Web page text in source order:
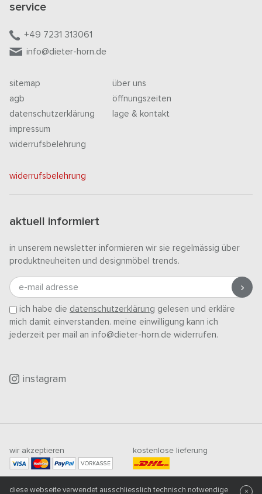
service
+49 7231 313061
info@dieter-horn.de
sitemap
agb
datenschutzerklärung
impressum
widerrufsbelehrung
über uns
öffnungszeiten
lage & kontakt
widerrufsbelehrung
aktuell informiert
in unserem newsletter informieren wir sie regelmässig über
produktneuheiten und designmöbel trends.
e-mail adresse
ich habe die datenschutzerklärung gelesen und erkläre
mich damit einverstanden. meine einwilligung kann ich
jederzeit per mail an info@dieter-horn.de widerrufen.
instagram
wir akzeptieren
VORKASSE
kostenlose lieferung
mindestbestellwert
500CHF
diese webseite verwendet ausschliesslich technisch notwendige ×